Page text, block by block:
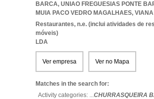
BARCA, UNIAO FREGUESIAS PONTE
MUIA PACO VEDRO MAGALHAES,
Restaurantes, n.e. (inclui atividades de
móveis)
LDA
Ver empresa Ver no Mapa
Matches in the search for:
Activity categories: ...CHURRASQUEIRA